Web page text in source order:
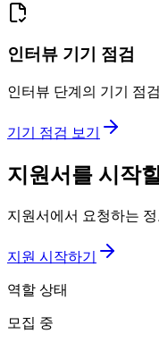
인터뷰 기기 점검
인터뷰 단계의 기기 점
기기 점검 보기
지원서를 시작
지원서에서 요청하는
지원 시작하기
역할 상태
모집 중